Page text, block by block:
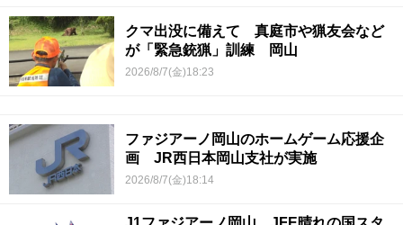
クマ出没に備えて 真庭市や猟友会など
が「緊急銃猟」訓練 岡山
2026/8/7(金)18:23
ファジアーノ岡山のホームゲーム応援企
画 JR西日本岡山支社が実施
2026/8/7(金)18:14